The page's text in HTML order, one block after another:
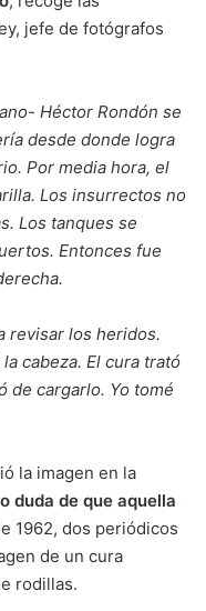
jefe de fotógrafos
Héctor Rondón se
desde donde logra
Por media hora, el
Los insurrectos no
Los tanques se
Entonces fue
revisar los heridos.
cabeza. El cura trató
de cargarlo. Yo tomé
la imagen en la
duda de que aquella
1962, dos periódicos
de un cura
rodillas.